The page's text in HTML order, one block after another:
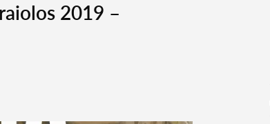
2019 –